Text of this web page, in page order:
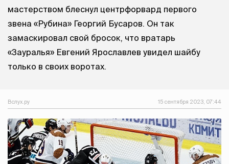
мастерством блеснул центрфорвард первого
звена «Рубина» Георгий Бусаров. Он так
замаскировал свой бросок, что вратарь
«Зауралья» Евгений Ярославлев увидел шайбу
только в своих воротах.
Вслух.ру 15 сентября 2023, 07:44